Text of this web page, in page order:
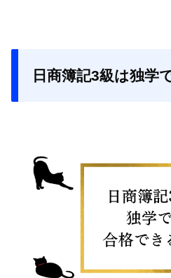
日商簿記3級は独学